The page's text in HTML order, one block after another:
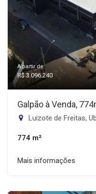
A partir de:
R$ 3.096.240
Galpão à Venda,
Luizote de Freitas,
774 m²
Mais informações